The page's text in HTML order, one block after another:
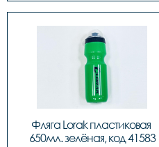
Фляга Lorak пластиковая
650мл. зелёная, код 41583